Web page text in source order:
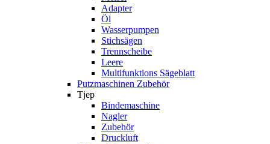
Adapter
Öl
Wasserpumpen
Stichsägen
Trennscheibe
Leere
Multifunktions Sägeblatt
Putzmaschinen Zubehör
Tjep
Bindemaschine
Nagler
Zubehör
Druckluft